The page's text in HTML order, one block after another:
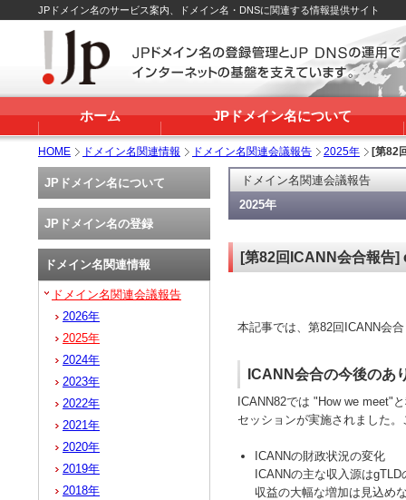
JPドメイン名のサービス案内、ドメイン名・DNSに関連する情報提供サイト
ホーム JPドメイン名について
HOME ドメイン名関連情報 ドメイン名関連会議報告 2025年 [第82
ドメイン名関連会議報告
2025年
[第82回ICANN会合報告
本記事では、第82回ICANN会
ICANN会合の今後のあ
ICANN82では "How we meet"
セッションが実施されました
ICANNの財政状況の変化
ICANNの主な収入源は
収益の大幅な増加は見込め
JPドメイン名について
JPドメイン名の登録
ドメイン名関連情報
ドメイン名関連会議報告
2026年
2025年
2024年
2023年
2022年
2021年
2020年
2019年
2018年